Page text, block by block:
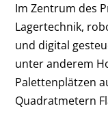
Im Zentrum des
Lagertechnik,
und digital
unter anderem
Palettenplätzen
Quadratmetern